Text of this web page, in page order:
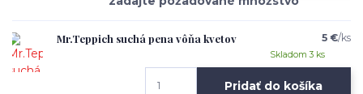
Mr.Teppich suchá pena vôňa kvetov 5 €/ks
Skladom 3 ks
Pridať do košíka